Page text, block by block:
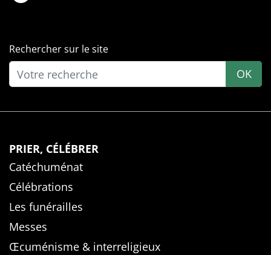
Rechercher sur le site
OK
PRIER, CÉLÉBRER
Catéchuménat
Célébrations
Les funérailles
Messes
Œcuménisme & interreligieux